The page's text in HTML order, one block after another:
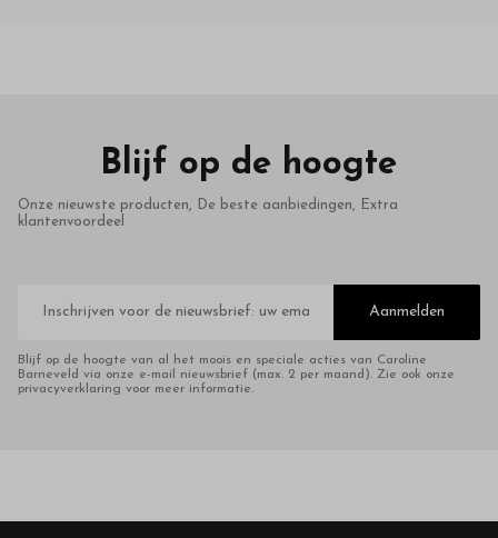
Blijf op de hoogte
Onze nieuwste producten, De beste aanbiedingen, Extra
klantenvoordeel
mailadres
Aanmelden
Blijf op de hoogte van al het moois en speciale acties van Caroline
Barneveld via onze e-mail nieuwsbrief (max. 2 per maand). Zie ook onze
privacyverklaring voor meer informatie.